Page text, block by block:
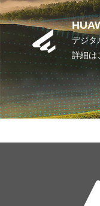
デジタ
詳細は